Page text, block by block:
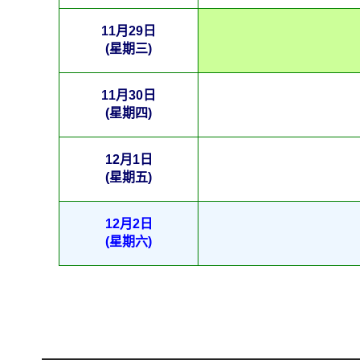
11月29日
(星期三)
11月30日
(星期四)
12月1日
(星期五)
12月2日
(星期六)